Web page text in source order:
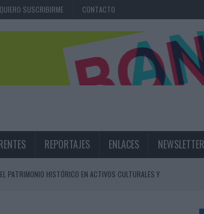
QUIERO SUSCRIBIRME CONTACTO
REPORTAJES ENLACES NEWSLETTER
PATRIMONIO HISTÓRICO EN ACTIVOS CULTURALES Y